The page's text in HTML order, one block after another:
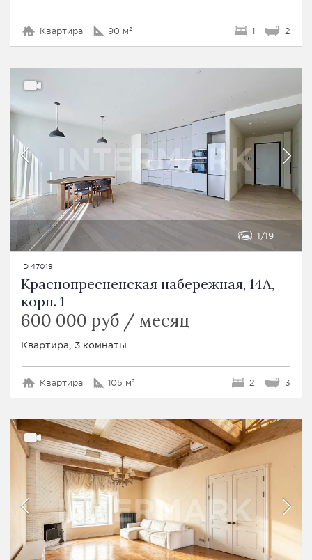
Квартира 90 м² 1 2
1 19
ID 47019
Краснопресненская набережная, 14A,
корп. 1
600 000 руб / месяц
Квартира, 3 комнаты
Квартира 105 м² 2 3